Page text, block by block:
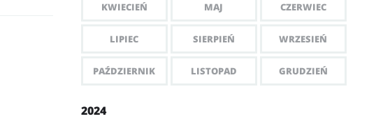
KWIECIEŃ MAJ CZERWIEC
LIPIEC SIERPIEŃ WRZESIEŃ
PAŹDZIERNIK LISTOPAD GRUDZIEŃ
2024